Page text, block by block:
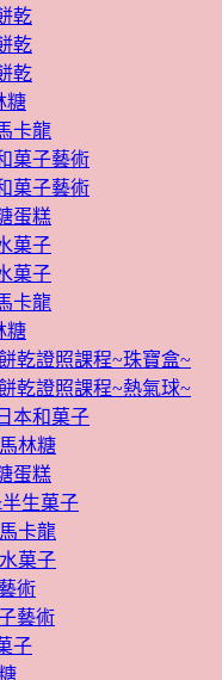
乾
乾
乾
糖
卡龍
菓子藝術
菓子藝術
蛋糕
菓子
菓子
卡龍
糖
乾證照課程~珠寶盒~
乾證照課程~熱氣球~
本和菓子
林糖
蛋糕
半生菓子
卡龍
菓子
術
藝術
子